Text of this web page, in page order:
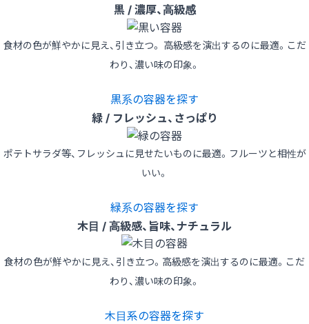
黒 / 濃厚、高級感
食材の色が鮮やかに見え、引き立つ。 高級感を演出するのに最適。こだ
わり、濃い味の印象。
黒系の容器を探す
緑 / フレッシュ、さっぱり
ポテトサラダ等、フレッシュに見せたいものに最適。フルーツと相性が
いい。
緑系の容器を探す
木目 / 高級感、旨味、ナチュラル
食材の色が鮮やかに見え、引き立つ。高級感を演出するのに最適。こだ
わり、濃い味の印象。
木目系の容器を探す